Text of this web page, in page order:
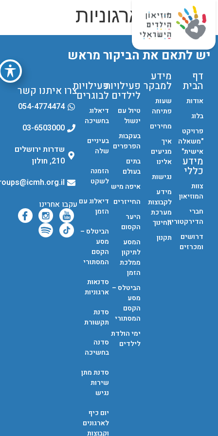
סדנאות ארגוניות
יש לתאם את הביקור מראש
דף
הבית
אודות
בלוג
פרויקט
"משאלה
אישית"
מידע
כללי
צוות
המוזיאון
חברי
הדירקטוריון
דרושים
ומכרזים
מידע
למבקר
שעות
פתיחה
מחירים
איך
מגיעים
אלינו
נגישות
מידע
לקבוצות
מערכת
החינוך
תקנון
פעילויות
לילדים
טיול עם
ינשול
בעקבות
הפרפרים
בתים
בעולם
איפה מיש
החייזרים
היער
הקסום
המסע
לתיקון
ממלכת
הזמן
הביטלס –
מסע
הקסם
המסתורי
ימי הולדת
לילדים
פעילויות
לבוגרים
דיאלוג
בחשיכה
בעיניים
שלה
הזמנה
לשקט
דיאלוג עם
הזמן
הביטלס –
מסע
הקסם
המסתורי
סדנאות
ארגוניות
סדנת
תקשורת
סדנה
בחשיכה
סדנת מתן
שירות
נגיש
יום כיף
לארגונים
וקבוצות
צרו איתנו קשר
054-4774474
03-6503000
שדרות ירושלים
210, חולון
groups@icmh.org.il
עקבו אחרינו